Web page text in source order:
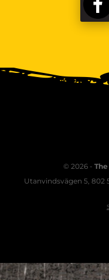
© 2026 -
Utanvindsvägen 5, 802